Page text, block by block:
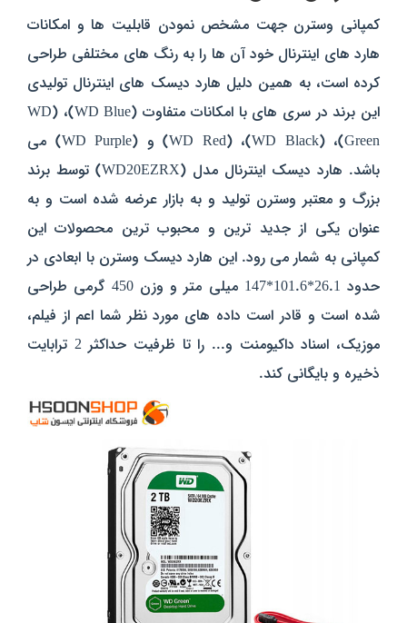
کمپانی وسترن جهت مشخص نمودن قابلیت ها و امکانات
هارد های اینترنال خود آن ها را به رنگ های مختلفی طراحی
کرده است، به همین دلیل هارد دیسک های اینترنال تولیدی
این برند در سری های با امکانات متفاوت (WD Blue)، (WD
Green)، (WD Black)، (WD Red) و (WD Purple) می
باشد. هارد دیسک اینترنال مدل (WD20EZRX) توسط برند
بزرگ و معتبر وسترن تولید و به بازار عرضه شده است و به
عنوان یکی از جدید ترین و محبوب ترین محصولات این
کمپانی به شمار می رود. این هارد دیسک وسترن با ابعادی در
حدود 26.1*101.6*147 میلی متر و وزن 450 گرمی طراحی
شده است و قادر است داده های مورد نظر شما اعم از فیلم،
موزیک، اسناد داکیومنت و... را تا ظرفیت حداکثر 2 ترابایت
ذخیره و بایگانی کند.